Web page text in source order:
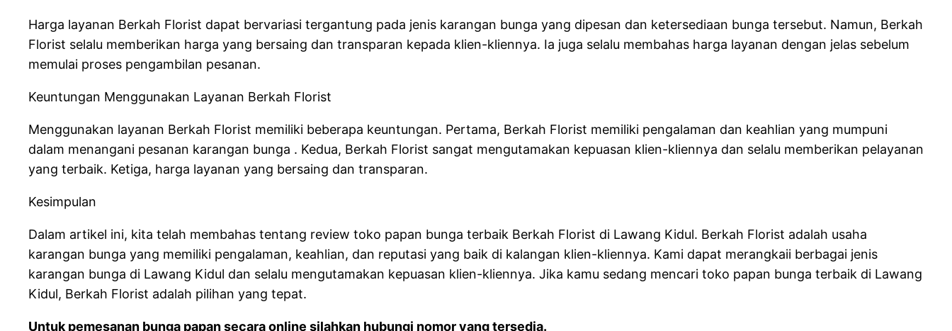
Harga layanan Berkah Florist dapat bervariasi tergantung pada jenis karangan bunga yang dipesan dan ketersediaan bunga tersebut. Namun, Berkah
Florist selalu memberikan harga yang bersaing dan transparan kepada klien-kliennya. Ia juga selalu membahas harga layanan dengan jelas sebelum
memulai proses pengambilan pesanan.
Keuntungan Menggunakan Layanan Berkah Florist
Menggunakan layanan Berkah Florist memiliki beberapa keuntungan. Pertama, Berkah Florist memiliki pengalaman dan keahlian yang mumpuni
dalam menangani pesanan karangan bunga . Kedua, Berkah Florist sangat mengutamakan kepuasan klien-kliennya dan selalu memberikan pelayanan
yang terbaik. Ketiga, harga layanan yang bersaing dan transparan.
Kesimpulan
Dalam artikel ini, kita telah membahas tentang review toko papan bunga terbaik Berkah Florist di Lawang Kidul. Berkah Florist adalah usaha
karangan bunga yang memiliki pengalaman, keahlian, dan reputasi yang baik di kalangan klien-kliennya. Kami dapat merangkaii berbagai jenis
karangan bunga di Lawang Kidul dan selalu mengutamakan kepuasan klien-kliennya. Jika kamu sedang mencari toko papan bunga terbaik di Lawang
Kidul, Berkah Florist adalah pilihan yang tepat.
Untuk pemesanan bunga papan secara online silahkan hubungi nomor yang tersedia.